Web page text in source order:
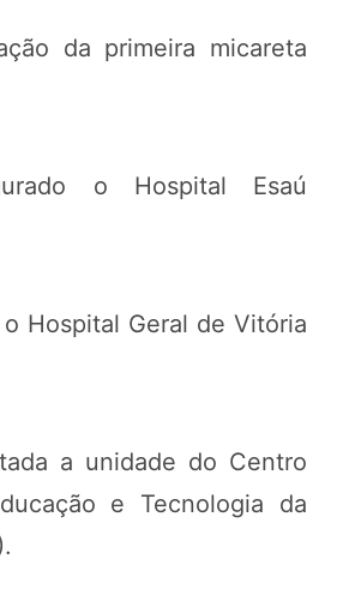
da primeira micareta
o Hospital Esaú
Hospital Geral de Vitória
a unidade do Centro
e Tecnologia da